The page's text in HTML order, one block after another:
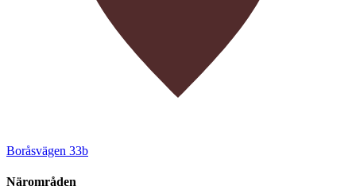
Boråsvägen 33b
Närområden